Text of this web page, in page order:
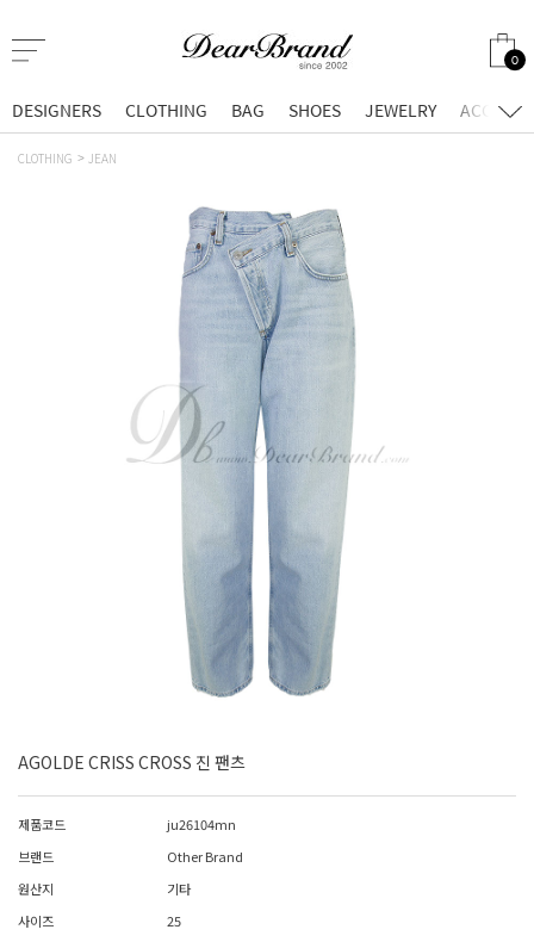
0
DESIGNERS CLOTHING BAG SHOES JEWELRY
CLOTHING JEAN
AGOLDE CRISS CROSS 진 팬츠
제품코드
ju26104mn
브랜드
Other Brand
원산지
기타
사이즈
25